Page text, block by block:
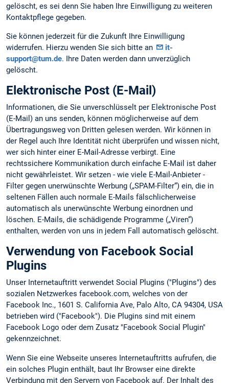
gelöscht, es sei denn Sie haben Ihre Einwilligung zu weiteren
Kontaktpflege gegeben.
Sie können jederzeit für die Zukunft Ihre Einwilligung
widerrufen. Hierzu wenden Sie sich bitte an
it-
support@tum.de. Ihre Daten werden dann unverzüglich
gelöscht.
Elektronische Post (E-Mail)
Informationen, die Sie unverschlüsselt per Elektronische Post
(E-Mail) an uns senden, können möglicherweise auf dem
Übertragungsweg von Dritten gelesen werden. Wir können in
der Regel auch Ihre Identität nicht überprüfen und wissen nicht,
wer sich hinter einer E-Mail-Adresse verbirgt. Eine
rechtssichere Kommunikation durch einfache E-Mail ist daher
nicht gewährleistet. Wir setzen - wie viele E-Mail-Anbieter -
Filter gegen unerwünschte Werbung („SPAM-Filter“) ein, die in
seltenen Fällen auch normale E-Mails fälschlicherweise
automatisch als unerwünschte Werbung einordnen und
löschen. E-Mails, die schädigende Programme („Viren“)
enthalten, werden von uns in jedem Fall automatisch gelöscht.
Verwendung von Facebook Social
Plugins
Unser Internetauftritt verwendet Social Plugins ("Plugins") des
sozialen Netzwerkes facebook.com, welches von der
Facebook Inc., 1601 S. California Ave, Palo Alto, CA 94304, USA
betrieben wird ("Facebook"). Die Plugins sind mit einem
Facebook Logo oder dem Zusatz "Facebook Social Plugin"
gekennzeichnet.
Wenn Sie eine Webseite unseres Internetauftritts aufrufen, die
ein solches Plugin enthält, baut Ihr Browser eine direkte
Verbindung mit den Servern von Facebook auf. Der Inhalt des